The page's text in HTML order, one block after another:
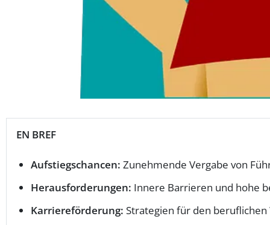
EN BREF
Aufstiegschancen: Zunehmende Vergabe von
Herausforderungen: Innere Barrieren und hohe
Karriereförderung: Strategien für den